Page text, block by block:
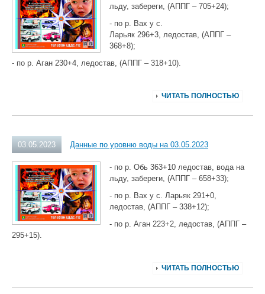
льду, забереги, (АППГ – 705+24);
- по р. Вах у с.
Ларьяк 296+3, ледостав, (АППГ –
368+8);
- по р. Аган 230+4, ледостав, (АППГ – 318+10).
ЧИТАТЬ ПОЛНОСТЬЮ
03.05.2023 Данные по уровню воды на 03.05.2023
- по р. Обь 363+10 ледостав, вода на
льду, забереги, (АППГ – 658+33);
- по р. Вах у с. Ларьяк 291+0,
ледостав, (АППГ – 338+12);
- по р. Аган 223+2, ледостав, (АППГ –
295+15).
ЧИТАТЬ ПОЛНОСТЬЮ